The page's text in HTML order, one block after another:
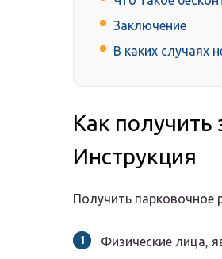
Заключение
В каких случаях
Как
Инструкция
Получить
Физические лица,